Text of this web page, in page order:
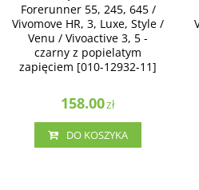
Forerunner 55, 245, 645 /
Vivomove HR, 3, Luxe, Style /
Venu / Vivoactive 3, 5 -
czarny z popielatym
zapięciem [010-12932-11]
158.00zł
DO KOSZYKA